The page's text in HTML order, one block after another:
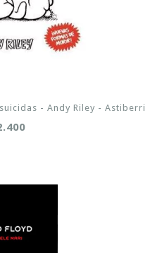
- Andy Riley - Astiberri